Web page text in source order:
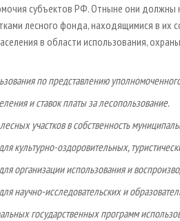
субъектов РФ. Отныне они должны
лесного фонда, находящимися в их
в области использования,
по представлению
и ставок платы за лесопользование.
участков в собственность
культурно-оздоровительных,
организации использования и
научно-исследовательских и
государственных программ